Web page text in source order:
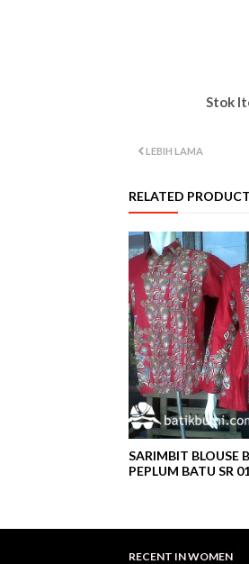
Stok
LEBIH LAMA
RELATED
SARIMBIT BLOUSE
PEPLUM BATU SR
RECENT IN WOMEN